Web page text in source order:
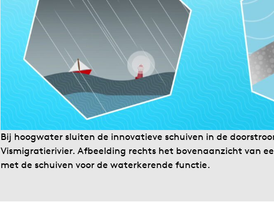
Bij hoogwater sluiten de innovatieve schuiven in de
Vismigratierivier. Afbeelding rechts het bovenaanzicht van
met de schuiven voor de waterkerende functie.